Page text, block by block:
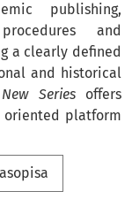
publishing,
and
a clearly defined
and historical
Seriesoffers
platform